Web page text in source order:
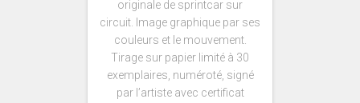
originale de sprintcar sur
circuit. Image graphique par ses
couleurs et le mouvement.
Tirage sur papier limité à 30
exemplaires, numéroté, signé
par l’artiste avec certificat